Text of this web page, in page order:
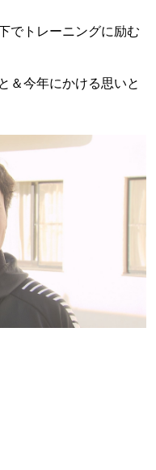
でトレーニングに励む
＆今年にかける思いと